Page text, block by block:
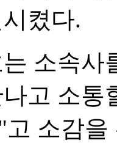
켰다.
소속
고 소통
소감을